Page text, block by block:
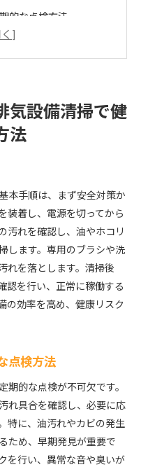
的な点検方法
ト
設備
気設備清掃の重要性と
題
なメリット
性
的にクリーンにする秘
の策定法
するテクニック
の必要性
択
プラン
清掃で新鮮な空気を保
気設備清掃で健
法
本手順は、まず安全対策か
装着し、電源を切ってから
汚れを確認し、油やホコリ
します。専用のブラシや洗
れを落とします。清掃後
認を行い、正常に稼働する
の効率を高め、健康リスク
点検方法
期的な点検が不可欠です。
れ具合を確認し、必要に応
特に、油汚れやカビの発生
ため、早期発見が重要で
を行い、異常な音や臭いが